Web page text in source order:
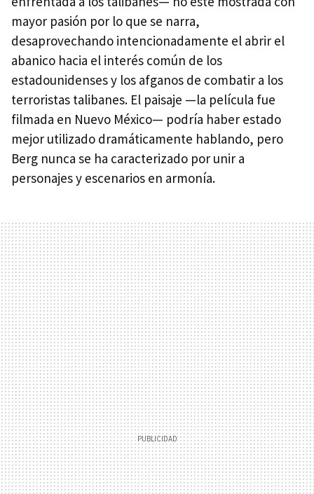
mayor pasión por lo que se narra,
desaprovechando intencionadamente el abrir el
abanico hacia el interés común de los
estadounidenses y los afganos de combatir a los
terroristas talibanes. El paisaje —la película fue
filmada en Nuevo México— podría haber estado
mejor utilizado dramáticamente hablando, pero
Berg nunca se ha caracterizado por unir a
personajes y escenarios en armonía.